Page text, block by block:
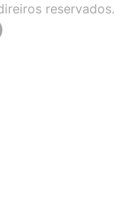
reservados.